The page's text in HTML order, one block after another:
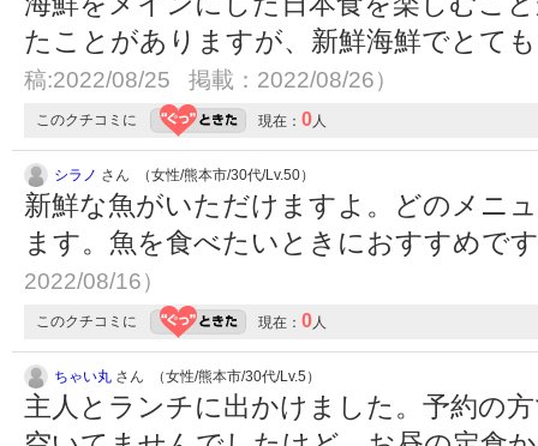
たことがありますが、新鮮海鮮でとて
稿:2022/08/25 掲載：2022/08/26）
このクチコミに 現在： 0 人
シラノ さん （女性/熊本市/30代/Lv.50）
新鮮な魚がいただけますよ。どのメニ
ます。魚を食べたいときにおすすめで
2022/08/16）
このクチコミに 現在： 0 人
ちゃい丸 さん （女性/熊本市/30代/Lv.5）
主人とランチに出かけました。予約の